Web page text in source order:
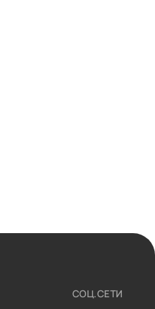
СОЦ.СЕТИ